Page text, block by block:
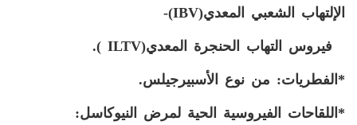
الإلتهاب الشعبي المعدي(IBV
)-
فيروس التهاب الحنجرة المعدي(ILTV
).
*الفطريات: من نوع الأسبيرجيلس.
*اللقاحات الفيروسية الحية لمرض النيوكاسل: